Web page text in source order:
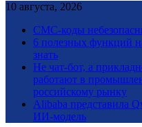
10 августа, 2026
СМС-коды
6 полезных функций
знать
Не чат-бот, а
работают в
российскому рынку
Alibaba представила
ИИ-модель